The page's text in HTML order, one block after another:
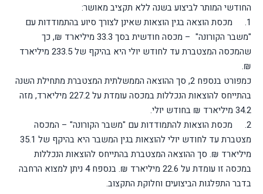
החודשי המותר לביצוע בשנה ללא תקציב מאושר:
1.
מכסת הוצאה בגין הוצאות שאינן לצורך סיוע בהתמודדות עם
"משבר הקורונה" – מכסה חודשית בסך 33.3 מיליארד ₪, כך
שהמכסה המצטברת עד לחודש יולי היא בהיקף של 233.5 מיליארד
₪.
כמפורט בנספח 2, סך ההוצאה הממשלתית המצטברת מתחילת השנה
בהתייחס להוצאות הנכללות במכסה עומדת על 227.2 מיליארד, מזה
34.2 מיליארד ₪ בחודש יולי.
2.
מכסת הוצאות להתמודדות עם "משבר הקורונה" – המכסה
מצטברת עד לחודש יולי להוצאות בגין המשבר היא בהיקף של 35.1
מיליארד ₪. סך ההוצאה המצטברת בהתייחס להוצאות הנכללות
במכסה זו עומדת על 22.6 מיליארד ₪. בנספח 4 ניתן למצוא הרחבה
בדבר התפלגות הביצועים וחלוקת התקצוב.